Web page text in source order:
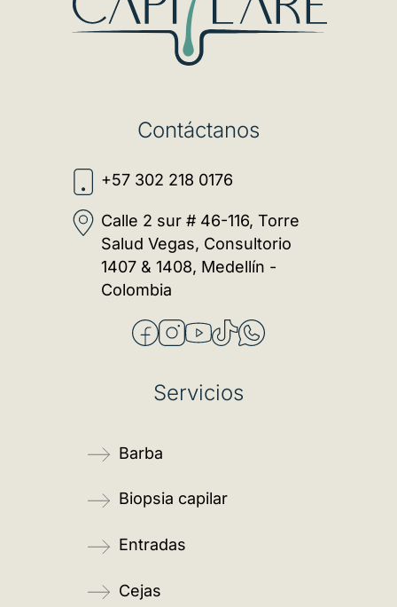
Contáctanos
+57 302 218 0176
Calle 2 sur # 46-116, Torre
Salud Vegas, Consultorio
1407 & 1408, Medellín -
Colombia
Servicios
Barba
Biopsia capilar
Entradas
Cejas